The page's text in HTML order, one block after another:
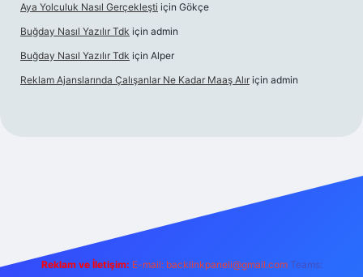
Aya Yolculuk Nasıl Gerçekleşti için Gökçe
Buğday Nasıl Yazılır Tdk için admin
Buğday Nasıl Yazılır Tdk için Alper
Reklam Ajanslarında Çalışanlar Ne Kadar Maaş Alır için admin
Reklam ve İletişim: E-mail: backlinkpaneli@gmail.com Teams: